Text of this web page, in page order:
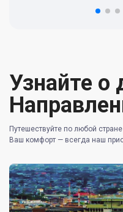
Узнайте о
Путешествуйте по любой
Ваш комфорт — всегда наш